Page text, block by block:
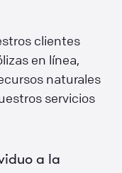
clientes
en línea,
naturales
servicios
a la